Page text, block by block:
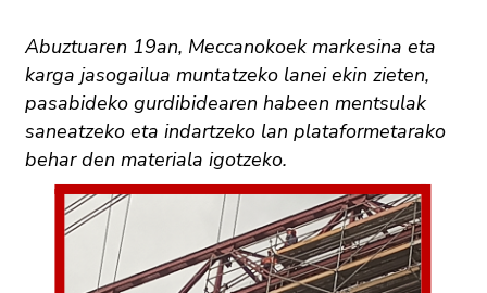
Abuztuaren 19an, Meccanokoek markesina eta
karga jasogailua muntatzeko lanei ekin zieten,
pasabideko gurdibidearen habeen mentsulak
saneatzeko eta indartzeko lan plataformetarako
behar den materiala igotzeko.